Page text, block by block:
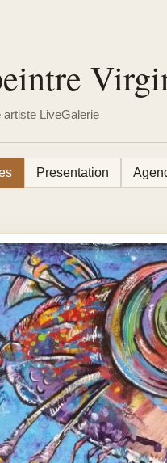
artiste LiveGalerie
Presentation